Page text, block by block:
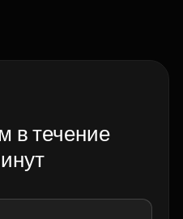
в течение